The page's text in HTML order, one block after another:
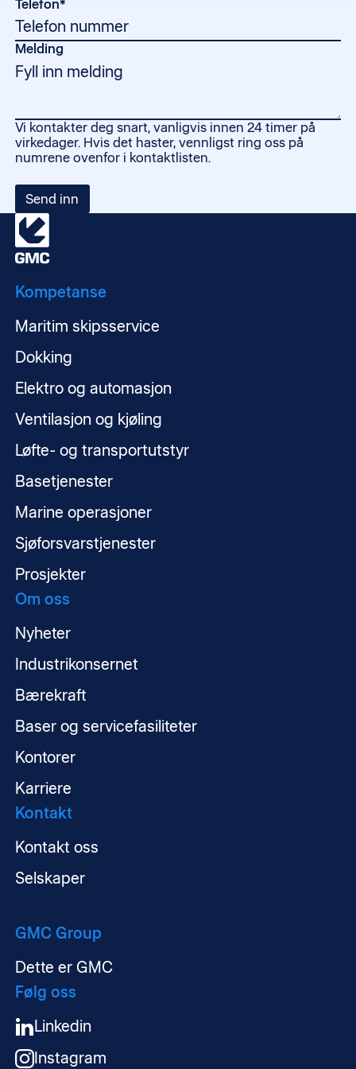
Telefon*
Melding
Vi kontakter deg snart, vanligvis innen 24 timer på
virkedager. Hvis det haster, vennligst ring oss på
numrene ovenfor i kontaktlisten.
Kompetanse
Maritim skipsservice
Dokking
Elektro og automasjon
Ventilasjon og kjøling
Løfte- og transportutstyr
Basetjenester
Marine operasjoner
Sjøforsvarstjenester
Prosjekter
Om oss
Nyheter
Industrikonsernet
Bærekraft
Baser og servicefasiliteter
Kontorer
Karriere
Kontakt
Kontakt oss
Selskaper
GMC Group
Dette er GMC
Følg oss
Linkedin
Instagram